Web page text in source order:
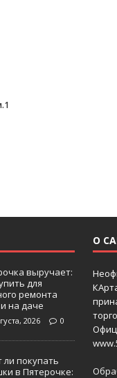
выручает:
для
ремонта
на даче
2026 0
ли покупать
в Пятерочке:
О